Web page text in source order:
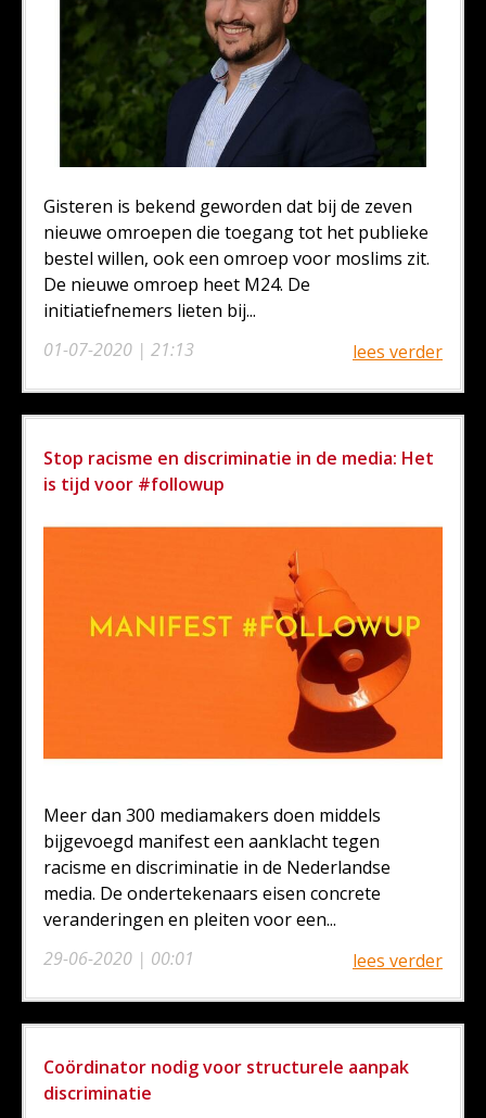
01-07-2020 | 21:13
Gisteren is bekend geworden dat bij de zeven
nieuwe omroepen die toegang tot het publieke
bestel willen, ook een omroep voor moslims zit.
De nieuwe omroep heet M24. De
initiatiefnemers lieten bij...
lees verder
Stop racisme en discriminatie in de media: Het
is tijd voor #followup
29-06-2020 | 00:01
Meer dan 300 mediamakers doen middels
bijgevoegd manifest een aanklacht tegen
racisme en discriminatie in de Nederlandse
media. De ondertekenaars eisen concrete
veranderingen en pleiten voor een...
lees verder
Coördinator nodig voor structurele aanpak
discriminatie